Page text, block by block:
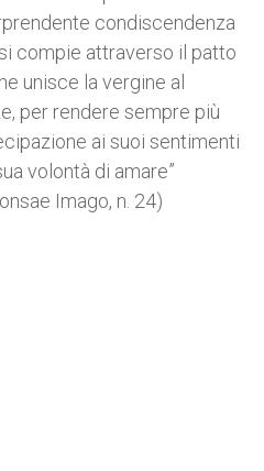
condiscendenza
compie attraverso il patto
unisce la vergine al
per rendere sempre più
ai suoi sentimenti
volontà di amare”
Imago, n. 24)